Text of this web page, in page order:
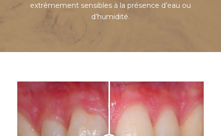
extrêmement sensibles à la présence d’eau ou
d’humidité.